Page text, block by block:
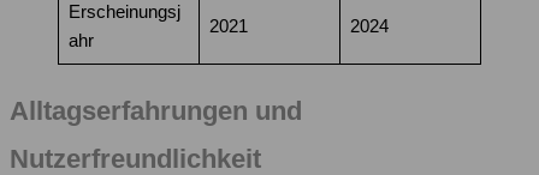
Erscheinungsj
ahr
2021 2024
Alltagserfahrungen und
Nutzerfreundlichkeit